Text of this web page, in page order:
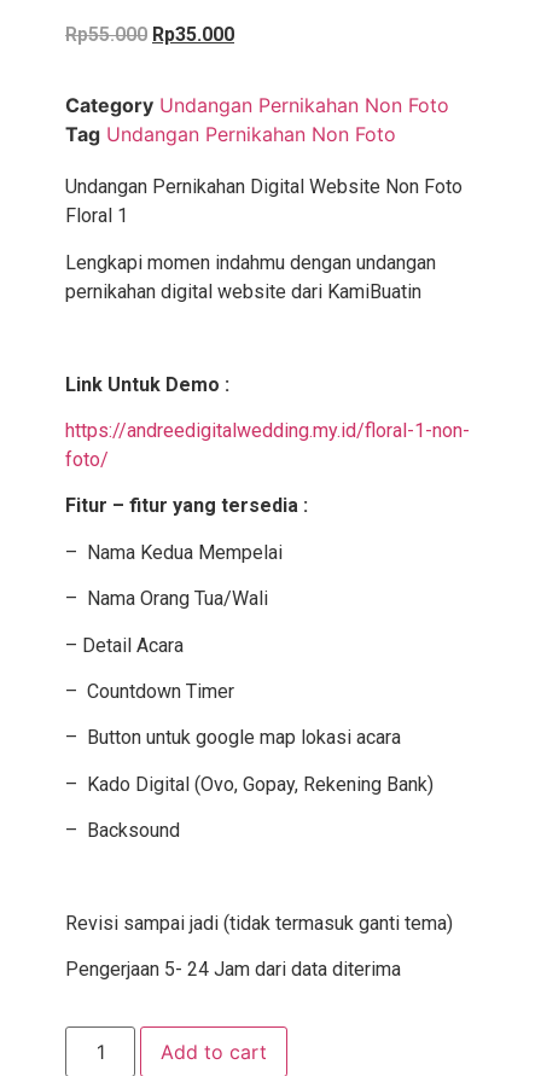
Rp55.000 Rp35.000
Category Undangan Pernikahan Non Foto
Tag Undangan Pernikahan Non Foto
Undangan Pernikahan Digital Website Non Foto
Floral 1
Lengkapi momen indahmu dengan undangan
pernikahan digital website dari KamiBuatin
Link Untuk Demo :
https://andreedigitalwedding.my.id/floral-1-non-
foto/
Fitur – fitur yang tersedia :
– Nama Kedua Mempelai
– Nama Orang Tua/Wali
– Detail Acara
– Countdown Timer
– Button untuk google map lokasi acara
– Kado Digital (Ovo, Gopay, Rekening Bank)
– Backsound
Revisi sampai jadi (tidak termasuk ganti tema)
Pengerjaan 5- 24 Jam dari data diterima
Add to cart